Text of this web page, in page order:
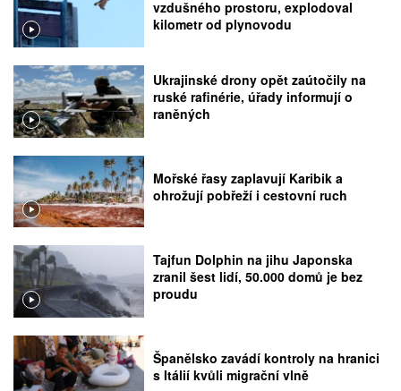
vzdušného prostoru, explodoval
kilometr od plynovodu
Ukrajinské drony opět zaútočily na
ruské rafinérie, úřady informují o
raněných
Mořské řasy zaplavují Karibik a
ohrožují pobřeží i cestovní ruch
Tajfun Dolphin na jihu Japonska
zranil šest lidí, 50.000 domů je bez
proudu
Španělsko zavádí kontroly na hranici
s Itálií kvůli migrační vlně